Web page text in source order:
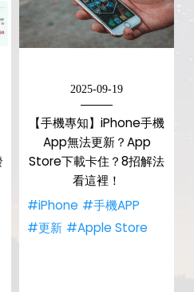
2025-09-19
【手機專知】iPhone手機
App無法更新？App
Store下載卡住？8招解法
看這裡！
#iPhone #手機APP
#更新 #Apple Store